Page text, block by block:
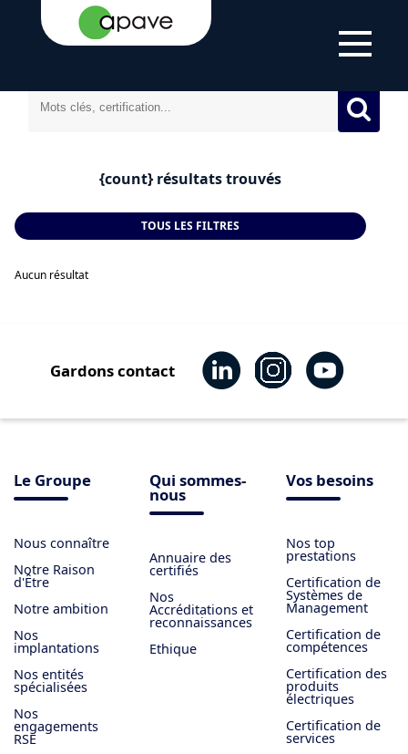
ACCUEIL DOMAINES
{count} résultats trouvés
TOUS LES FILTRES
Aucun résultat
Gardons contact
Le Groupe
Nous connaître
Notre Raison
d'Être
Notre ambition
Nos
implantations
Nos entités
spécialisées
Nos
engagements
RSE
Qui sommes-
nous
Annuaire des
certifiés
Nos
Accréditations et
reconnaissances
Ethique
Vos besoins
Nos top
prestations
Certification de
Systèmes de
Management
Certification de
compétences
Certification des
produits
électriques
Certification de
services